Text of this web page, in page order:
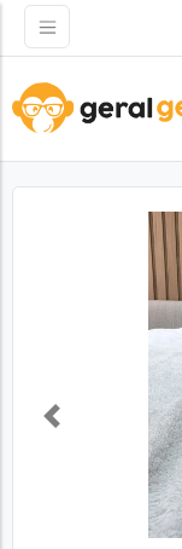
Previous